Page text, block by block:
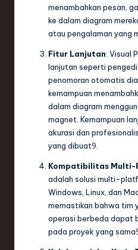
menambahkan pesan,
ke dalam diagram
atau pengalaman yang
Fitur Lanjutan: Visual
lanjutan seperti
penomoran otomatis
kemampuan
dalam diagram
magnet. Kemampuan
akurasi dan
yang dibuat9
Kompatibilitas Multi-
adalah solusi multi-
Windows, Linux, dan
memastikan bahwa tim
operasi berbeda dapat
pada proyek yang sama